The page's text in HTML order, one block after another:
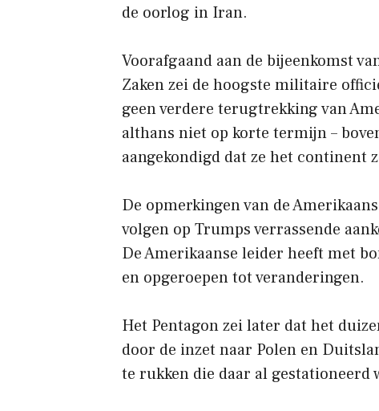
de oorlog in Iran.
Voorafgaand aan de bijeenkomst
Zaken zei de hoogste militaire
geen verdere terugtrekking van
althans niet op korte termijn –
aangekondigd dat ze het continent
De opmerkingen van de
volgen op Trumps verrassende
De Amerikaanse leider heeft met
en opgeroepen tot veranderingen.
Het Pentagon zei later dat het
door de inzet naar Polen en
te rukken die daar al gestationeerd